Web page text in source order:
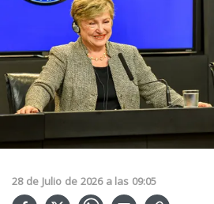
28 de Julio de 2026 a las 09:05